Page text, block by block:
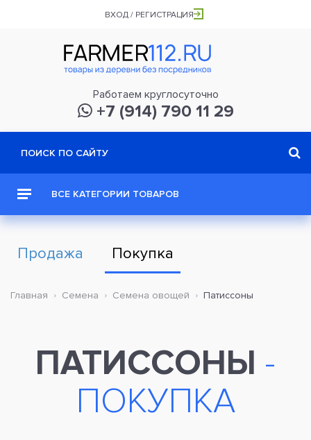
ВХОД / РЕГИСТРАЦИЯ
Работаем круглосуточно
+7 (914) 790 11 29
ВСЕ КАТЕГОРИИ ТОВАРОВ
Продажа Покупка
Главная Семена Семена овощей Патиссоны
ПАТИССОНЫ -
ПОКУПКА